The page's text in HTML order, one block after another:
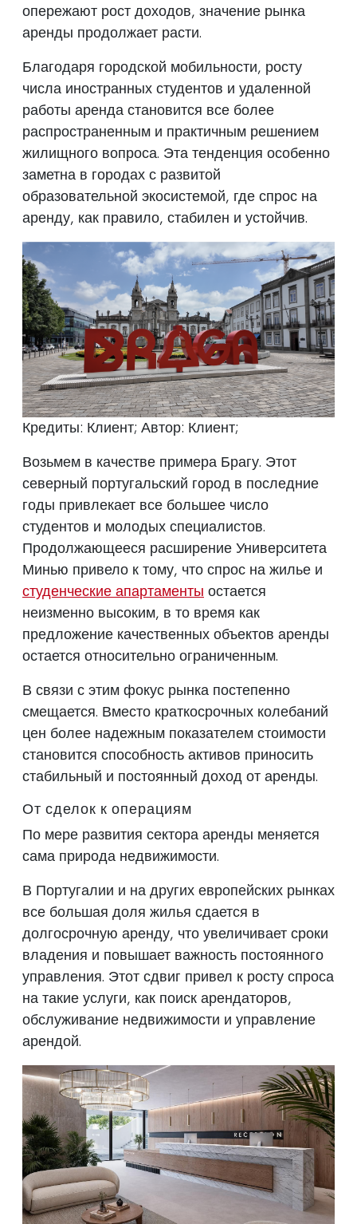
опережают рост доходов, значение рынка
аренды продолжает расти.
Благодаря городской мобильности, росту
числа иностранных студентов и удаленной
работы аренда становится все более
распространенным и практичным решением
жилищного вопроса. Эта тенденция особенно
заметна в городах с развитой
образовательной экосистемой, где спрос на
аренду, как правило, стабилен и устойчив.
Кредиты: Клиент; Автор: Клиент;
Возьмем в качестве примера Брагу. Этот
северный португальский город в последние
годы привлекает все большее число
студентов и молодых специалистов.
Продолжающееся расширение Университета
Минью привело к тому, что спрос на жилье и
студенческие апартаменты остается
неизменно высоким, в то время как
предложение качественных объектов аренды
остается относительно ограниченным.
В связи с этим фокус рынка постепенно
смещается. Вместо краткосрочных колебаний
цен более надежным показателем стоимости
становится способность активов приносить
стабильный и постоянный доход от аренды.
От сделок к операциям
По мере развития сектора аренды меняется
сама природа недвижимости.
В Португалии и на других европейских рынках
все большая доля жилья сдается в
долгосрочную аренду, что увеличивает сроки
владения и повышает важность постоянного
управления. Этот сдвиг привел к росту спроса
на такие услуги, как поиск арендаторов,
обслуживание недвижимости и управление
арендой.